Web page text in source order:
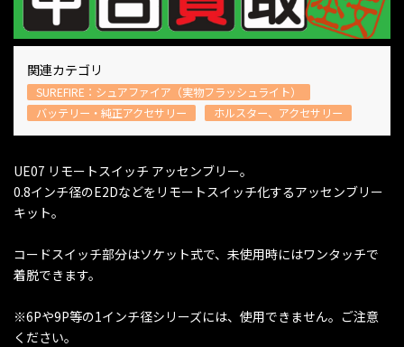
関連カテゴリ
SUREFIRE：シュアファイア（実物フラッシュライト）
バッテリー・純正アクセサリー
ホルスター、アクセサリー
UE07 リモートスイッチ アッセンブリー。
0.8インチ径のE2Dなどをリモートスイッチ化するアッセンブリー
キット。
コードスイッチ部分はソケット式で、未使用時にはワンタッチで
着脱できます。
※6Pや9P等の1インチ径シリーズには、使用できません。ご注意
ください。